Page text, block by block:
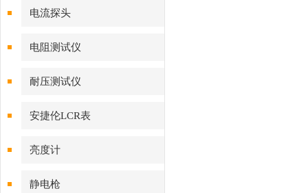
电流探头
电阻测试仪
耐压测试仪
安捷伦LCR表
亮度计
静电枪